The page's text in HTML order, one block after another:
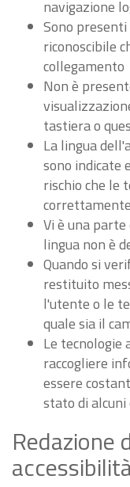
navigazione
Sono
riconoscibile
collegamento
Non è
tastiera o
La lingua
sono indicate
rischio che le
Vi è una
lingua non è
Quando si
restituito
l'utente o le
quale sia il
Le tecnologie
raccogliere
essere
stato di
Redazione